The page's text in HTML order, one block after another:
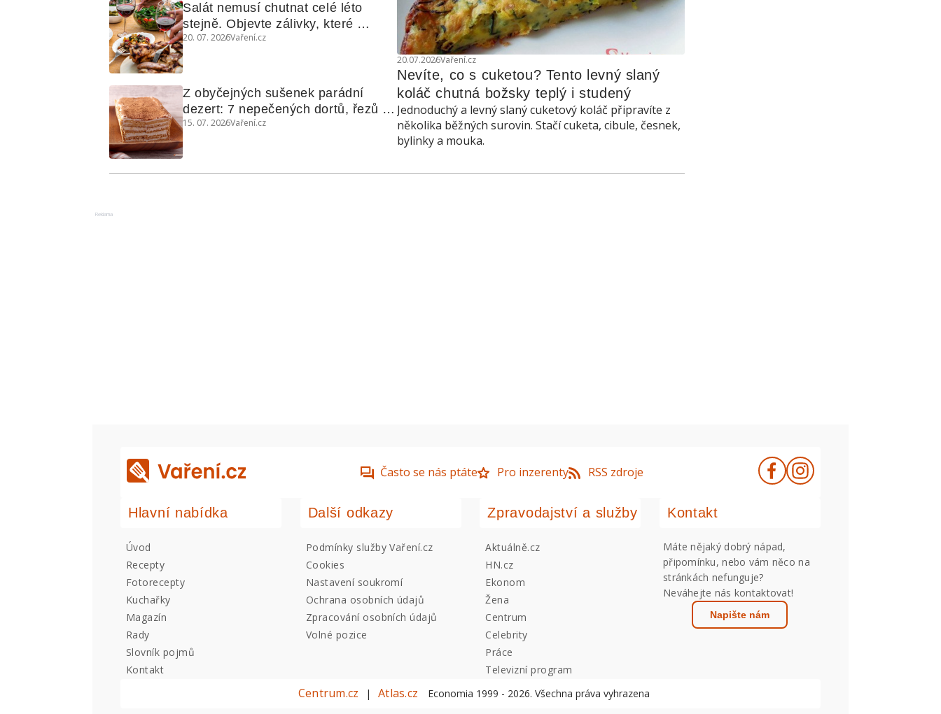
20.07.2026Vaření.cz
Nevíte, co s cuketou? Tento levný slaný
koláč chutná božsky teplý i studený
Jednoduchý a levný slaný cuketový koláč připravíte z
několika běžných surovin. Stačí cuketa, cibule, česnek,
bylinky a mouka.
Salát nemusí chutnat celé léto
stejně. Objevte zálivky, které
využijete i na maso, nudle nebo
20. 07. 2026Vaření.cz
Z obyčejných sušenek parádní
dezert: 7 nepečených dortů, řezů a
koláčů
15. 07. 2026Vaření.cz
Reklama
Často se nás ptáte Pro inzerenty RSS zdroje
Hlavní nabídka
Úvod
Recepty
Fotorecepty
Kuchařky
Magazín
Rady
Slovník pojmů
Kontakt
Další odkazy
Podmínky služby Vaření.cz
Cookies
Nastavení soukromí
Ochrana osobních údajů
Zpracování osobních údajů
Volné pozice
Zpravodajství a služby
Aktuálně.cz
HN.cz
Ekonom
Žena
Centrum
Celebrity
Práce
Televizní program
Kontakt
Máte nějaký dobrý nápad,
připomínku, nebo vám něco na
stránkách nefunguje?
Neváhejte nás kontaktovat!
Napište nám
Centrum.cz | Atlas.cz Economia 1999 - 2026. Všechna práva vyhrazena